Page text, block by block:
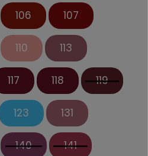
106 107
110 113
117 118 119
123 131
140 141